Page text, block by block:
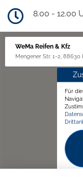
8.00 - 12.00
WeMa Reifen & Kfz
Mengener Str. 1-2,
Für